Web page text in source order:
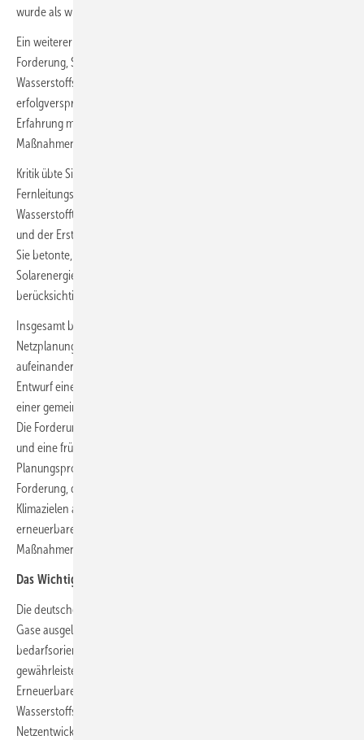
wurde als wichtiger Schritt in die richtige Richtung gewertet.
Ein weiterer Schwerpunkt der Stellungnahme des BEE liegt auf der
Forderung, Speicher und Netze zu entflechten. Die Errichtung von
Wasserstoffspeichern innerhalb der Netze wurde als wenig
erfolgversprechend eingeschätzt, da die Netzbetreiber keine
Erfahrung mit den bergbau- und genehmigungsrechtlichen
Maßnahmen haben.
Kritik übte Simone Peter an der einseitigen Beteiligung der
Fernleitungsnetzbetreiber und Betreiber von
Wasserstofftransportnetzen bei der Erarbeitung des Szenariorahmens
und der Erstellung des Netzentwicklungsplans Gas und Wasserstoff.
Sie betonte, dass auch die Stimmen der Erneuerbaren von Wind- und
Solarenergie bis Elektrolyseurs- und Wasserstoffspeicherbranche
berücksichtigt werden müssen.
Insgesamt begrüßt der BEE das Bestreben der Bundesregierung, die
Netzplanungsprozesse für Gas, Wasserstoff und Strom besser
aufeinander abzustimmen. Der BEE hat eine Stellungnahme zum
Entwurf einer Änderung des Energiewirtschaftsgesetzes bezüglich
einer gemeinsamen Gas- und Wasserstoffnetzplanung eingereicht.
Die Forderungen betonen die Ausrichtung auf erneuerbare Energien
und eine frühzeitige Einbindung aller relevanten Akteure in den
Planungsprozess. Die Stellungnahme des BEE unterstreicht die
Forderung, den Umbau der Gas- und Wasserstoffnetze klar an den
Klimazielen auszurichten. Bis 2045 sollen die Netze zu 100 Prozent mit
erneuerbaren Gasen versorgt werden. Daher müssen alle
Maßnahmen und Planungen diesem Ziel dienen.
Das Wichtigste in Kürze:
Die deutsche Gasinfrastruktur muss auf 100 Prozent erneuerbare
Gase ausgelegt sein. Die Netzentwicklungsplanung sollte nicht zu stark
bedarfsorientiert sein und die Erreichung der Klima- und Energieziele
gewährleisten. Alle Stakeholder, einschließlich Vertreter der
Erneuerbaren Energien, Elektrolyseurs-Betreiber und
Wasserstoffspeicherbranchen, sollten frühzeitig in die
Netzentwicklungsprozesse eingebunden werden. Alle interessierten